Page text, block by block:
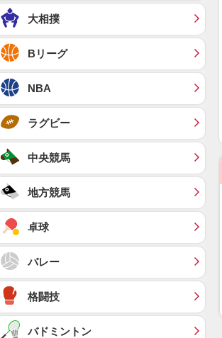
大相撲
Bリーグ
NBA
ラグビー
中央競馬
地方競馬
卓球
バレー
格闘技
バドミントン